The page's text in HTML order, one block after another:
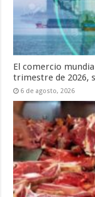
El comercio
trimestre de 2026,
6 de agosto, 2026